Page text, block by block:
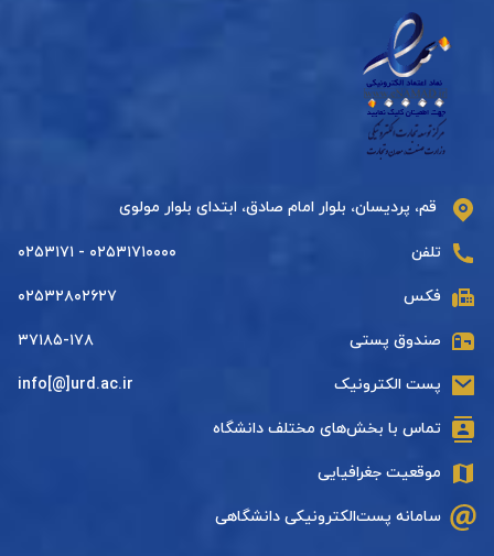
قم، پردیسان، بلوار امام صادق، ابتدای بلوار مولوی
تلفن ۰۲۵۳۱۷۱۰۰۰۰ - ۰۲۵۳۱۷۱
فکس ۰۲۵۳۲۸۰۲۶۲۷
صندوق پستی ۳۷۱۸۵-۱۷۸
پست الکترونیک info[@]urd.ac.ir
تماس با بخش‌های مختلف دانشگاه
موقعیت جغرافیایی
سامانه پست‌الکترونیکی دانشگاهی